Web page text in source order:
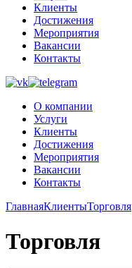
Клиенты
Достижения
Мероприятия
Вакансии
Контакты
О компании
Услуги
Клиенты
Достижения
Мероприятия
Вакансии
Контакты
ГлавнаяКлиентыТорговля
Торговля